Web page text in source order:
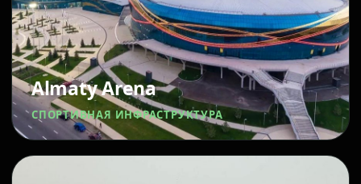
Almaty Arena
СПОРТИВНАЯ ИНФРАСТРУКТУРА